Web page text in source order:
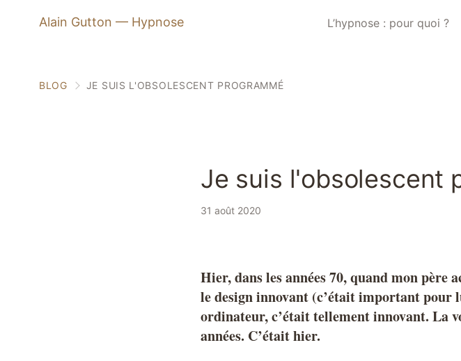
Alain Gutton — Hypnose L’hypnose : pour quoi ?
BLOG JE SUIS L'OBSOLESCENT PROGRAMMÉ
Je suis l'obsolescent
31 août 2020
Hier, dans les années 70, quand mon
le design innovant (c’était important pour
ordinateur, c’était tellement innovant. La
années. C’était hier.